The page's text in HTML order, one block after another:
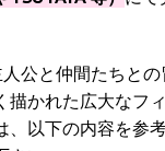
公と仲間たちと
描かれた広大なフ
、以下の内容を参